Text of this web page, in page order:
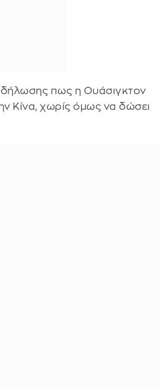
πως η Ουάσιγκτον
Κίνα, χωρίς όμως να δώσει